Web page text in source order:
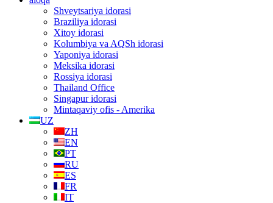
Shveytsariya idorasi
Braziliya idorasi
Xitoy idorasi
Kolumbiya va AQSh idorasi
Yaponiya idorasi
Meksika idorasi
Rossiya idorasi
Thailand Office
Singapur idorasi
Mintaqaviy ofis - Amerika
UZ
ZH
EN
PT
RU
ES
FR
IT